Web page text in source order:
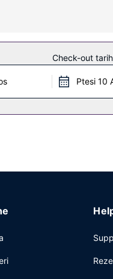
kahvaltı servisi
çamaşır yıkama
Check-out
Ptesi 10